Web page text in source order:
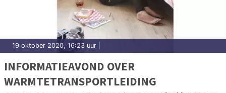
19 oktober 2020, 16:23 uur
INFORMATIEAVOND OVER
WARMTETRANSPORTLEIDING